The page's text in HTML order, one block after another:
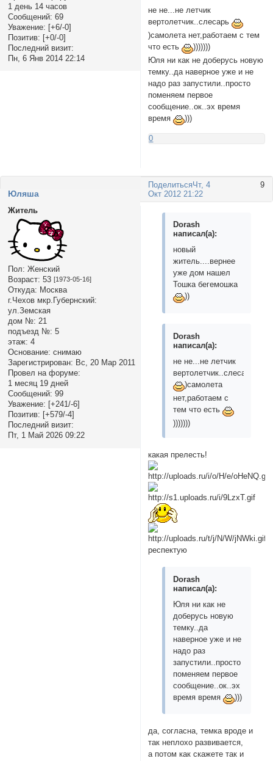
1 день 14 часов
Сообщений: 69
Уважение: [+6/-0]
Позитив: [+0/-0]
Последний визит:
Пн, 6 Янв 2014 22:14
не не...не летчик
вертолетчик..слесарь
)самолета нет,работаем с тем
что есть
)))))))
Юля ни как не доберусь новую
темку..да наверное уже и не
надо раз запустили..просто
поменяем первое
сообщение..ок..эх время
время
)))
0
Поделиться 9
Чт, 4
Окт 2012 21:22
Юляша
Житель
Пол: Женский
Возраст: 53 [1973-05-16]
Откуда: Москва
г.Чехов мкр.Губернский:
ул.Земская
дом №: 21
подъезд №: 5
этаж: 4
Основание: снимаю
Зарегистрирован: Вс, 20 Мар 2011
Провел на форуме:
1 месяц 19 дней
Сообщений: 99
Уважение: [+241/-6]
Позитив: [+579/-4]
Последний визит:
Пт, 1 Май 2026 09:22
Dorash
написал(а):
новый
житель....вернее
уже дом нашел
Тошка бегемошка
))
Dorash
написал(а):
не не...не летчик
вертолетчик..слесарь
)самолета
нет,работаем с
тем что есть
)))))))
какая прелесть!
респектую
Dorash
написал(а):
Юля ни как не
доберусь новую
темку..да
наверное уже и не
надо раз
запустили..просто
поменяем первое
сообщение..ок..эх
время время
)))
да, согласна, темка вроде и
так неплохо развивается,
а потом как скажете так и